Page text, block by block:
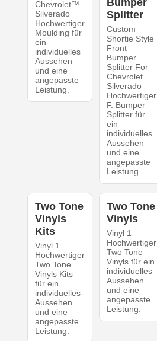
Chevrolet™
Silverado
Hochwertiger
Moulding für
ein
individuelles
Aussehen
und eine
angepasste
Leistung.
Bumper
Splitter
Custom
Shortie Style
Front
Bumper
Splitter For
Chevrolet
Silverado
Hochwertiger
F. Bumper
Splitter für
ein
individuelles
Aussehen
und eine
angepasste
Leistung.
Two Tone
Vinyls
Kits
Vinyl 1
Hochwertiger
Two Tone
Vinyls Kits
für ein
individuelles
Aussehen
und eine
angepasste
Leistung.
Two Tone
Vinyls
Vinyl 1
Hochwertiger
Two Tone
Vinyls für ein
individuelles
Aussehen
und eine
angepasste
Leistung.